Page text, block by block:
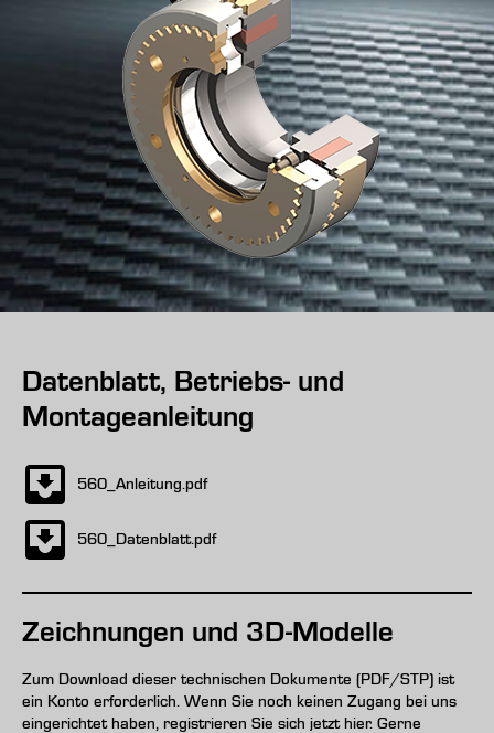
Datenblatt, Betriebs- und
Montageanleitung
560_Anleitung.pdf
560_Datenblatt.pdf
Zeichnungen und 3D-Modelle
Zum Download dieser technischen Dokumente (PDF/STP) ist
ein Konto erforderlich. Wenn Sie noch keinen Zugang bei uns
eingerichtet haben, registrieren Sie sich jetzt hier. Gerne